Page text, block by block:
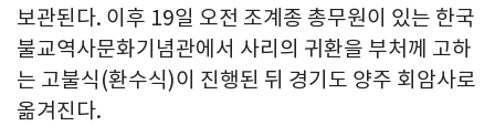
보관된다. 이후 19일 오전 조계종 총무원이 있는 한국
불교역사문화기념관에서 사리의 귀환을 부처께 고하
는 고불식(환수식)이 진행된 뒤 경기도 양주 회암사로
옮겨진다.